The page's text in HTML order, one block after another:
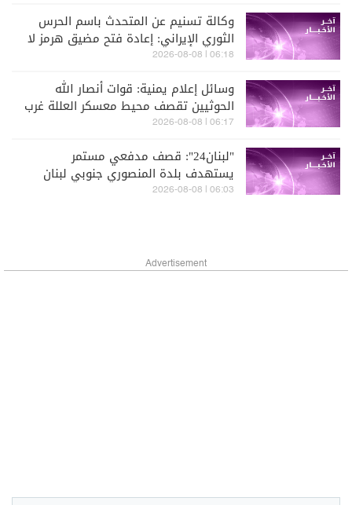
وكالة تسنيم عن المتحدث باسم الحرس
الثوري الإيراني: إعادة فتح مضيق هرمز لا
علاقة لها بالمفاوضات مع سلطنة عمان
06:18 | 2026-08-08
وسائل إعلام يمنية: قوات أنصار الله
الحوثيين تقصف محيط معسكر العللة غرب
مديرية قعطبة في الضالع
06:17 | 2026-08-08
"لبنان24": قصف مدفعي مستمر
يستهدف بلدة المنصوري جنوبي لبنان
06:03 | 2026-08-08
Advertisement